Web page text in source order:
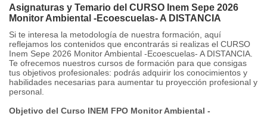
Asignaturas y Temario del CURSO Inem Sepe 2026
Monitor Ambiental -Ecoescuelas- A DISTANCIA
Si te interesa la metodología de nuestra formación, aquí
reflejamos los contenidos que encontrarás si realizas el CURSO
Inem Sepe 2026 Monitor Ambiental -Ecoescuelas- A DISTANCIA.
Te ofrecemos nuestros cursos de formación para que consigas
tus objetivos profesionales: podrás adquirir los conocimientos y
habilidades necesarias para aumentar tu proyección profesional y
personal.
Objetivo del Curso INEM FPO Monitor Ambiental -